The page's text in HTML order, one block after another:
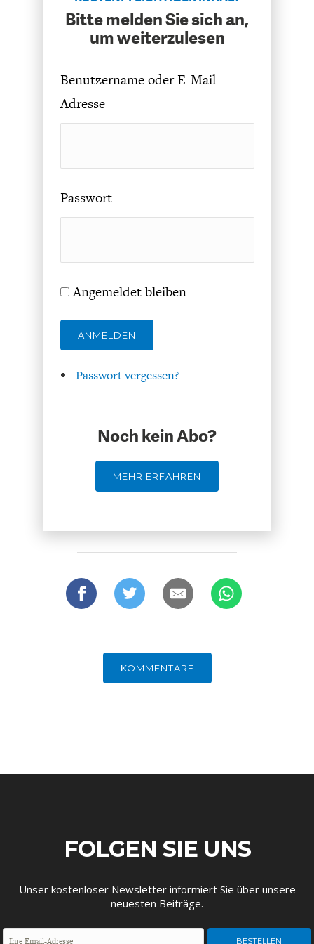
SUCHE
ABO/LOGIN
ECONOMISTS FOR FUTURE
UNGLEICHHEIT UND
MACHT
DEUTSCHLAND
EUROPA
Bitte melden Sie sich an,
um weiterzulesen
Benutzername oder E-Mail-
Adresse
Passwort
Angemeldet bleiben
ANMELDEN
Passwort vergessen?
Noch kein Abo?
MEHR ERFAHREN
KOMMENTARE
FOLGEN SIE UNS
Unser kostenloser Newsletter informiert Sie über unsere
neuesten Beiträge.